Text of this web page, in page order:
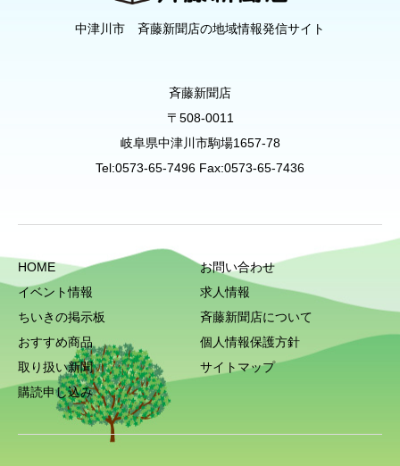
中津川市 斉藤新聞店の地域情報発信サイト
斉藤新聞店
〒508-0011
岐阜県中津川市駒場1657-78
Tel:0573-65-7496 Fax:0573-65-7436
HOME
イベント情報
ちいきの掲示板
おすすめ商品
取り扱い新聞
購読申し込み
お問い合わせ
求人情報
斉藤新聞店について
個人情報保護方針
サイトマップ